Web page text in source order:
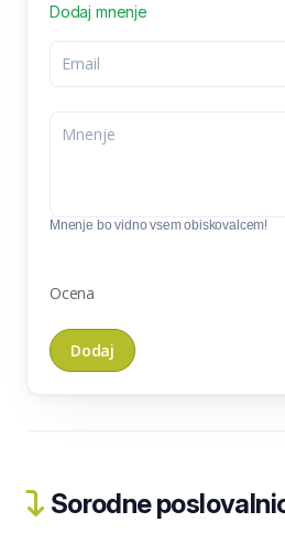
Dodaj mnenje
Mnenje bo vidno vsem obiskovalcem!
Ocena
Sorodne